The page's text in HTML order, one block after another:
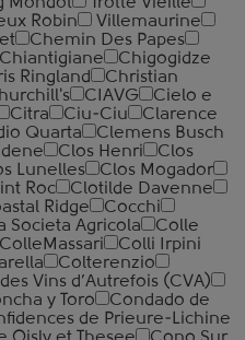
Robin
Villemaurine
Chemin Des Papes
Chiantigiane
Chigogidze
Ringland
Christian
CIAVG
Cielo e
Citra Ciu-Ciu
Clarence
Quarta
Clemens Busch
Clos Henri
Clos
Lunelles
Clos Mogador
Roc
Clotilde Davenne
Ridge
Cocchi
Societa Agricola
Colle
ColleMassari
Colli Irpini
Colterenzio
Vins d’Autrefois (CVA)
y Toro
Condado de
de Prieure-Lichine